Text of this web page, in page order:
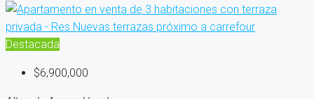
Destacada
$6,900,000